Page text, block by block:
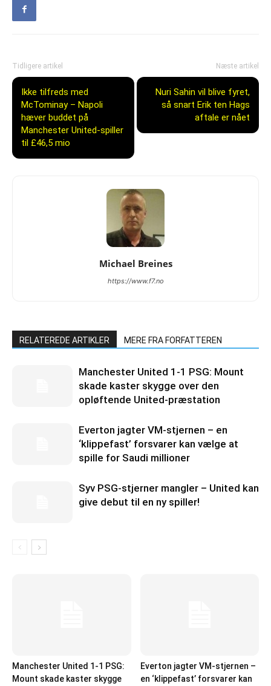
Tidligere artikel
Ikke tilfreds med
McTominay – Napoli
hæver buddet på
Manchester United-spiller
til £46,5 mio
Næste artikel
Nuri Sahin vil blive fyret,
så snart Erik ten Hags
aftale er nået
Michael Breines
https://www.f7.no
RELATEREDE ARTIKLER MERE FRA FORFATTEREN
Manchester United 1-1 PSG: Mount
skade kaster skygge over den
opløftende United-præstation
Everton jagter VM-stjernen – en
‘klippefast’ forsvarer kan vælge at
spille for Saudi millioner
Syv PSG-stjerner mangler – United kan
give debut til en ny spiller!
Manchester United 1-1 PSG:
Mount skade kaster skygge
Everton jagter VM-stjernen –
en ‘klippefast’ forsvarer kan